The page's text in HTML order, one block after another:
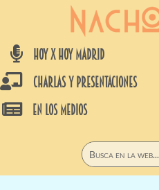
 HOY X HOY MADRID
 CHARLAS Y PRESENTACIONES
 EN LOS MEDIOS